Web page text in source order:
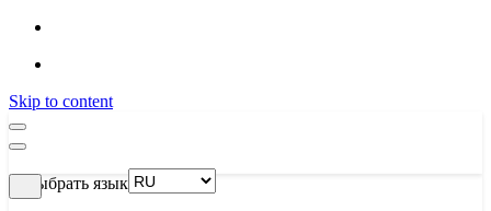
Skip to content
Выбрать язык